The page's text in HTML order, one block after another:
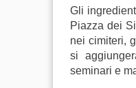
Gli
Piazza dei
nei cimiteri,
si
seminari e